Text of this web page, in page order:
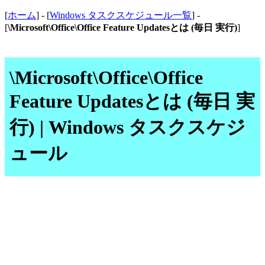
[ホーム] - [Windows タスクスケジュール一覧] -
[\Microsoft\Office\Office Feature Updatesとは (毎日 実行)]
\Microsoft\Office\Office
Feature Updatesとは (毎日 実
行) | Windows タスクスケジ
ュール